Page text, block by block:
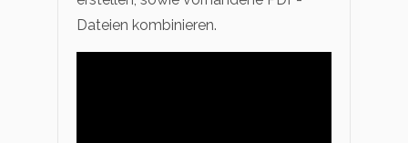
Dateien kombinieren.